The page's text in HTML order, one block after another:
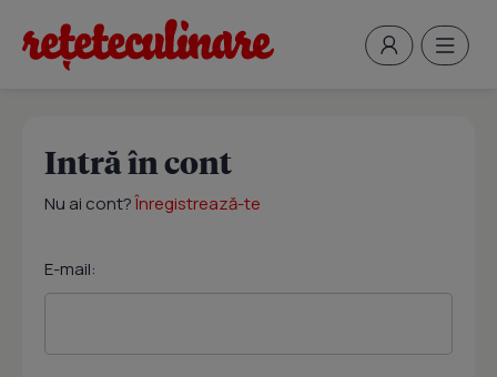
Intră în cont
Nu ai cont?Înregistrează-te
E-mail: